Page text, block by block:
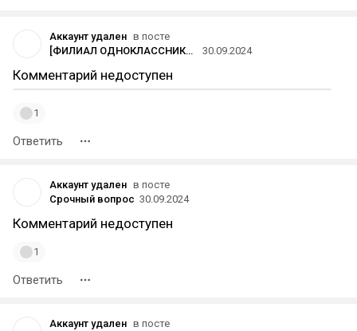
Аккаунт удален в посте
[ФИЛИАЛ ОДНОКЛАССНИКОВ] на dtf
30.09.2024
Комментарий недоступен
1
Ответить
Аккаунт удален в посте
Срочный вопрос 30.09.2024
Комментарий недоступен
1
Ответить
Аккаунт удален в посте